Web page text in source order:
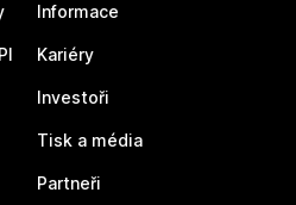
Informace
Kariéry
Investoři
Tisk a média
Partneři